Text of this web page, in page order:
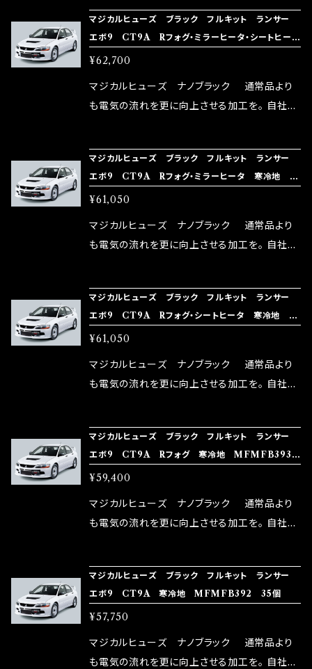
rz）の2店舗の専売品になりますので宜しくお願
い致します。
メ！ レーシングドライバーMAX織戸選手がテス
ターとなり吟味し時間を掛けて検証し、これは
体感出来て面白く、車には必ずプラスになりデメ
リットが無い。と。 コラボ開発製品です。 購入先
はこちらのマジカルヒューズ直販サイトと横浜に
rz）の2店舗の専売品になりますので宜しくお願
い致します。
マジカルヒューズ ブラック フルキット ランサー
エボ9 CT9A Rフォグ・ミラーヒータ・シートヒー
タ 寒冷地 MFMFB396 38個
¥62,700
マジカルヒューズ ナノブラック 通常品より
も電気の流れを更に向上させる加工を。 自社比
メ！ レーシングドライバーMAX織戸選手がテス
ターとなり吟味し時間を掛けて検証し、これは
体感出来て面白く、車には必ずプラスになりデメ
リットが無い。と。 コラボ開発製品です。 購入先
はこちらのマジカルヒューズ直販サイトと横浜に
rz）の2店舗の専売品になりますので宜しくお願
い致します。
マジカルヒューズ ブラック フルキット ランサー
エボ9 CT9A Rフォグ・ミラーヒータ 寒冷地 M
FMFB395 37個
¥61,050
マジカルヒューズ ナノブラック 通常品より
も電気の流れを更に向上させる加工を。 自社比
メ！ レーシングドライバーMAX織戸選手がテス
ターとなり吟味し時間を掛けて検証し、これは
体感出来て面白く、車には必ずプラスになりデメ
リットが無い。と。 コラボ開発製品です。 購入先
はこちらのマジカルヒューズ直販サイトと横浜に
rz）の2店舗の専売品になりますので宜しくお願
い致します。
マジカルヒューズ ブラック フルキット ランサー
エボ9 CT9A Rフォグ・シートヒータ 寒冷地 M
FMFB394 37個
¥61,050
マジカルヒューズ ナノブラック 通常品より
も電気の流れを更に向上させる加工を。 自社比
メ！ レーシングドライバーMAX織戸選手がテス
ターとなり吟味し時間を掛けて検証し、これは
体感出来て面白く、車には必ずプラスになりデメ
リットが無い。と。 コラボ開発製品です。 購入先
はこちらのマジカルヒューズ直販サイトと横浜に
rz）の2店舗の専売品になりますので宜しくお願
い致します。
マジカルヒューズ ブラック フルキット ランサー
エボ9 CT9A Rフォグ 寒冷地 MFMFB393
36個
¥59,400
マジカルヒューズ ナノブラック 通常品より
も電気の流れを更に向上させる加工を。 自社比
メ！ レーシングドライバーMAX織戸選手がテス
ターとなり吟味し時間を掛けて検証し、これは
体感出来て面白く、車には必ずプラスになりデメ
リットが無い。と。 コラボ開発製品です。 購入先
はこちらのマジカルヒューズ直販サイトと横浜に
マジカルヒューズ ブラック フルキット ランサー
エボ9 CT9A 寒冷地 MFMFB392 35個
¥57,750
マジカルヒューズ ナノブラック 通常品より
も電気の流れを更に向上させる加工を。 自社比